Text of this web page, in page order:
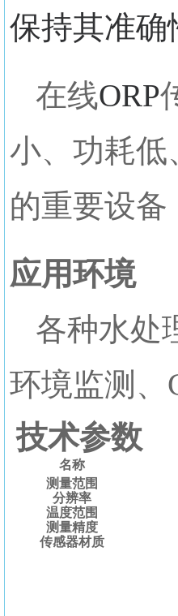
保持其准确
在线ORP
小、功耗低
的重要设
应用环境
各种水处
环境监测、
技术参数
名称
测量范围
分辨率
温度范围
测量精度
传感器材质